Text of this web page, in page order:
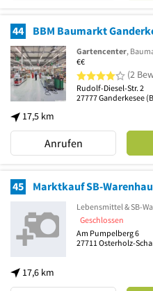
44 BBM Baumarkt
17,5 km
Gartencenter,
€€
4 von 5
(2
Rudolf-Diesel-Str. 2
27777Ganderkesee
Anrufen
45
17,6 km
Lebensmittel & SB-
Geschlossen
Am Pumpelberg 6
27711 Osterholz-